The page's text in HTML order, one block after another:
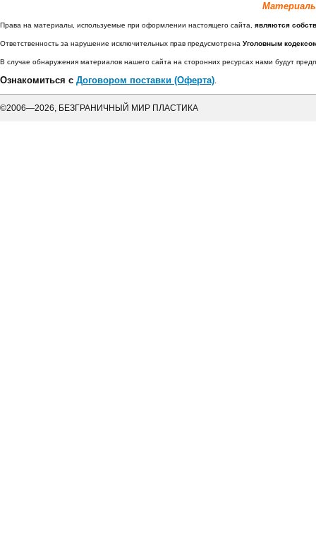
Права на материалы, используемые при оформлении настоящего сайта, являются
Ответственность за нарушение исключительных прав предусмотрена Уголовным
В случае обнаружения материалов нашего сайта на сторонних ресурсах нами будут
Ознакомиться с Договором поставки (Оферта).
©2006—2026, БЕЗГРАНИЧНЫЙ МИР ПЛАСТИКА